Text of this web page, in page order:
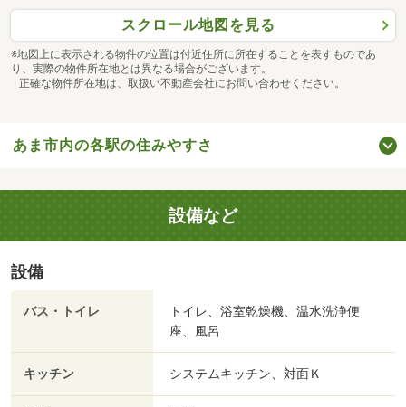
スクロール地図を見る
※地図上に表示される物件の位置は付近住所に所在することを表すものであ
り、実際の物件所在地とは異なる場合がございます。
正確な物件所在地は、取扱い不動産会社にお問い合わせください。
あま市内の各駅の住みやすさ
設備など
設備
バス・トイレ
トイレ、浴室乾燥機、温水洗浄便
座、風呂
キッチン システムキッチン、対面Ｋ